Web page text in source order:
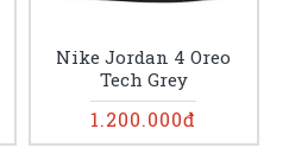
Nike Jordan 4 Oreo
Tech Grey
1.200.000đ